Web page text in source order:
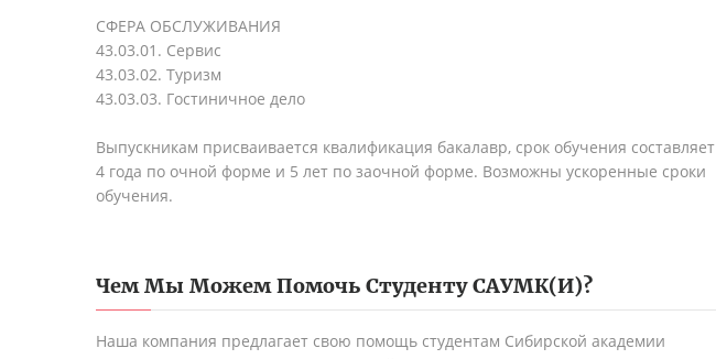
СФЕРА ОБСЛУЖИВАНИЯ
43.03.01. Сервис
43.03.02. Туризм
43.03.03. Гостиничное дело
Выпускникам присваивается квалификация бакалавр, срок обучения составляет
4 года по очной форме и 5 лет по заочной форме. Возможны ускоренные сроки
обучения.
Чем Мы Можем Помочь СтудентуСАУМК(И)?
Наша компания предлагает свою помощь студентам Сибирской академии